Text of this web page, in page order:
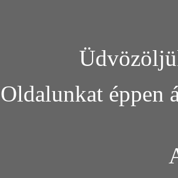
Oldalunkat éppen